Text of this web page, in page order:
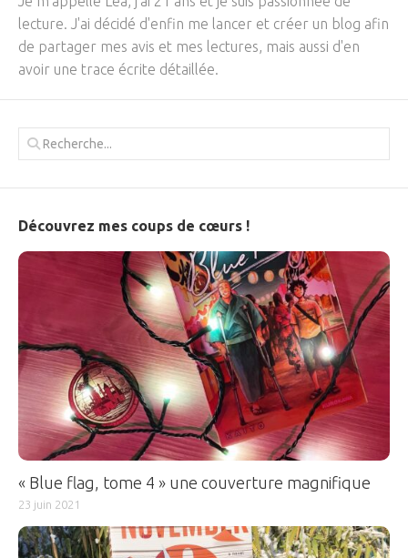
lecture. J'ai décidé d'enfin me lancer et créer un blog afin
de partager mes avis et mes lectures, mais aussi d'en
avoir une trace écrite détaillée.
Découvrez mes coups de cœurs !
« Blue flag, tome 4 » une couverture magnifique
23 juin 2021